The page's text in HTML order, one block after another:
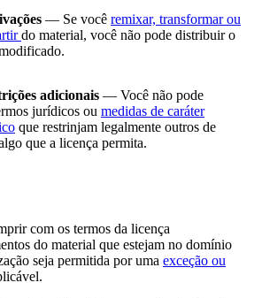
— Se você remixar, transformar ou
do material, você não pode distribuir o
adicionais — Você não pode
jurídicos ou medidas de caráter
que restrinjam legalmente outros de
que a licença permita.
com os termos da licença
do material que estejam no domínio
seja permitida por uma exceção ou